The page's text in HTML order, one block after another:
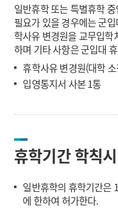
일반휴학 또는 특별휴학
필요가 있을 경우에는 군
학사유 변경원을 교무입
하며 기타 사항은 군입대
휴학사유 변경원(대학
입영통지서 사본 1통
휴학기간 학칙
일반휴학의 휴학기간은
에 한하여 허가한다.